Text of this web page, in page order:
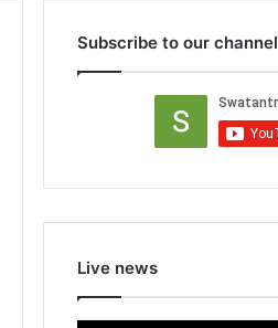
Subscribe to our channel
Live news